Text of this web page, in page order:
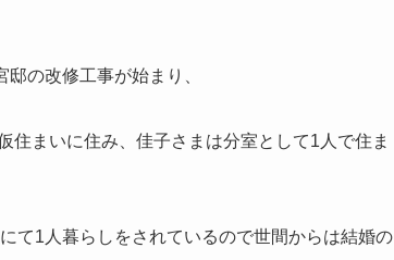
の改修工事が始まり、
住まいに住み、佳子さまは分室として1人で住ま
て1人暮らしをされているので世間からは結婚の